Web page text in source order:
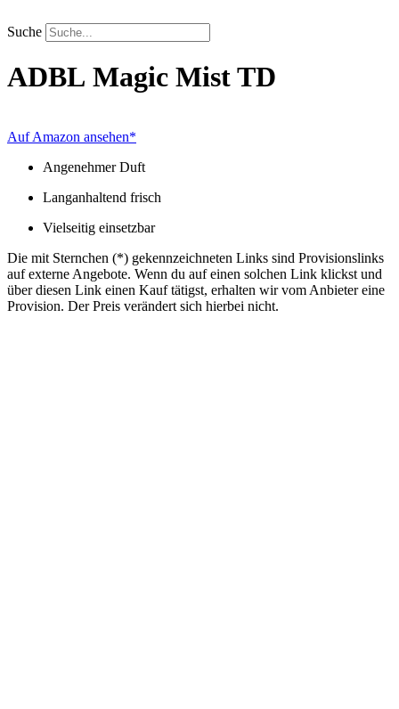
Inhalt
springen
Suche
ADBL Magic Mist TD
Auf Amazon ansehen*
Angenehmer Duft
Langanhaltend frisch
Vielseitig einsetzbar
Die mit Sternchen (*) gekennzeichneten Links sind Provisionslinks
auf externe Angebote. Wenn du auf einen solchen Link klickst und
über diesen Link einen Kauf tätigst, erhalten wir vom Anbieter eine
Provision. Der Preis verändert sich hierbei nicht.